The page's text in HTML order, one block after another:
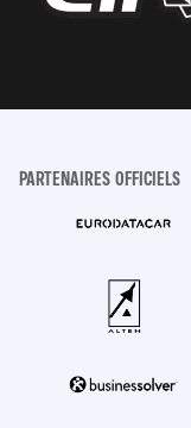
PARTENAIRES OFFICIELS